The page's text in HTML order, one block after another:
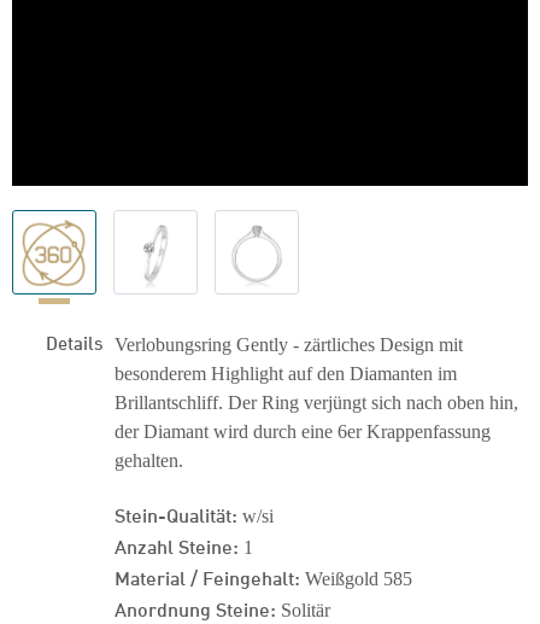
Details Verlobungsring Gently - zärtliches Design mit
besonderem Highlight auf den Diamanten im
Brillantschliff. Der Ring verjüngt sich nach oben hin,
der Diamant wird durch eine 6er Krappenfassung
gehalten.
Stein-Qualität: w/si
Anzahl Steine: 1
Material / Feingehalt: Weißgold 585
Anordnung Steine: Solitär